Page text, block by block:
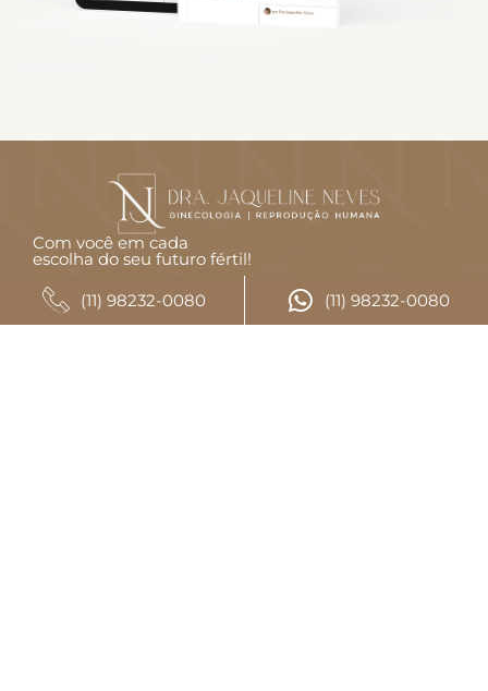
Com você em cada
escolha do seu futuro fértil!
CONTATO
(11) 98232-0080
(11) 98232-0080 (11) 98232-0080